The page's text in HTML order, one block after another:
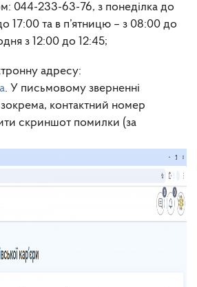
044-233-63-76, з понеділка до
17:00 та в п’ятницю – з 08:00 до
з 12:00 до 12:45;
адресу:
. У письмовому зверненні
контактний номер
скриншот помилки (за